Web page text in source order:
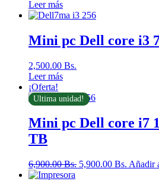
Leer más
Mini pc Dell core i3
2,500.00 Bs.
Leer más
¡Oferta!
Ultima unidad!
Mini pc Dell core i7
TB
6,900.00Bs. 5,900.00 Bs. Añadir